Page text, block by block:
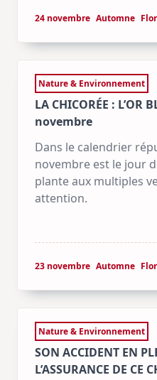
24 novembre Automne
Nature & Environnement
LA CHICORÉE : L’OR
novembre
Dans le calendrier
novembre est le jour
plante aux multiples
attention.
23 novembre Automne
Nature & Environnement
SON ACCIDENT EN
L’ASSURANCE DE CE